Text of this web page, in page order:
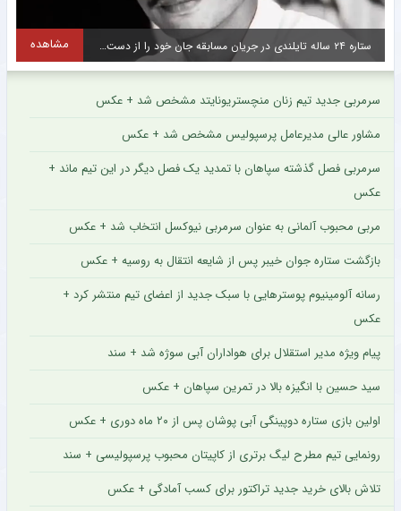
ستاره محبوب تراکتور پس از مصدومیت جزئی روند درمان را پشت سر گذاشت + عکس مشاهده
سرمربی جدید تیم زنان منچستریونایتد مشخص شد + عکس
مشاور عالی مدیرعامل پرسپولیس مشخص شد + عکس
سرمربی فصل گذشته سپاهان با تمدید یک فصل دیگر در این تیم ماند +
عکس
مربی محبوب آلمانی به عنوان سرمربی نیوکسل انتخاب شد + عکس
بازگشت ستاره جوان خیبر پس از شایعه انتقال به روسیه + عکس
رسانه آلومینیوم پوسترهایی با سبک جدید از اعضای تیم منتشر کرد +
عکس
پیام ویژه مدیر استقلال برای هواداران آبی سوژه شد + سند
سید حسین با انگیزه بالا در تمرین سپاهان + عکس
اولین بازی ستاره دوپینگی آبی پوشان پس از ۲۰ ماه دوری + عکس
رونمایی تیم مطرح لیگ برتری از کاپیتان محبوب پرسپولیسی + سند
تلاش بالای خرید جدید تراکتور برای کسب آمادگی + عکس